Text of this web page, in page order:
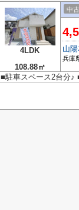
4LDK
108.88㎡
中
山
兵庫
■駐車スペース2台分♪